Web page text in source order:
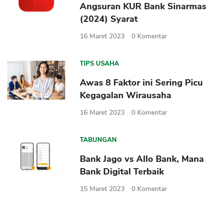
Angsuran KUR Bank Sinarmas
(2024) Syarat
16 Maret 2023 0 Komentar
TIPS USAHA
Awas 8 Faktor ini Sering Picu
Kegagalan Wirausaha
16 Maret 2023 0 Komentar
TABUNGAN
Bank Jago vs Allo Bank, Mana
Bank Digital Terbaik
15 Maret 2023 0 Komentar